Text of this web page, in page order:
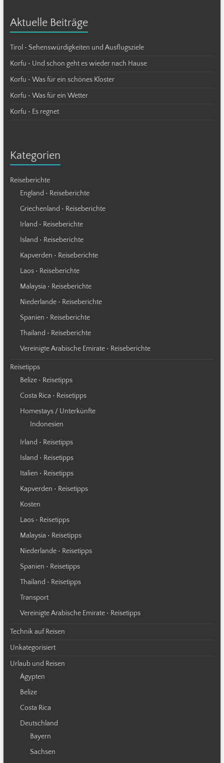
Aktuelle Beiträge
Tirol • Sehenswürdigkeiten und Ausflugsziele
Korfu • Und schon geht es wieder nach Hause
Korfu • Was für ein schönes Kloster
Korfu • Was für ein Wetter
Korfu • Es regnet
Kategorien
Reiseberichte
England • Reiseberichte
Griechenland • Reiseberichte
Irland • Reiseberichte
Island • Reiseberichte
Kapverden • Reiseberichte
Laos • Reiseberichte
Malaysia • Reiseberichte
Niederlande • Reiseberichte
Spanien • Reiseberichte
Thailand • Reiseberichte
Vereinigte Arabische Emirate • Reiseberichte
Reisetipps
Belize • Reisetipps
Costa Rica • Reisetipps
Homestays / Unterkünfte
Indonesien
Irland • Reisetipps
Island • Reisetipps
Italien • Reisetipps
Kapverden • Reisetipps
Kosten
Laos • Reisetipps
Malaysia • Reisetipps
Niederlande • Reisetipps
Spanien • Reisetipps
Thailand • Reisetipps
Transport
Vereinigte Arabische Emirate • Reisetipps
Technik auf Reisen
Unkategorisiert
Urlaub und Reisen
Ägypten
Belize
Costa Rica
Deutschland
Bayern
Sachsen